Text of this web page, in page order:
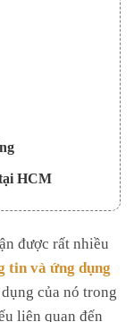
HCM
được rất nhiều
tin và ứng dụng
của nó trong
liên quan đến